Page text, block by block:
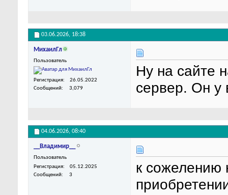
03.06.2026, 18:38
МихаилГл
Пользователь
Регистрация
26.05.2022
Сообщений
3,079
Ну на сайте
сервер. Он у
04.06.2026, 08:40
__Владимир__
Пользователь
Регистрация
05.12.2025
Сообщений
3
к сожелению